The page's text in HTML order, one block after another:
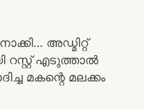
അഡ്മിറ്റ്‌
റസ്റ്റ്‌ എടുത്താൽ
മകന്റെ മലക്കം